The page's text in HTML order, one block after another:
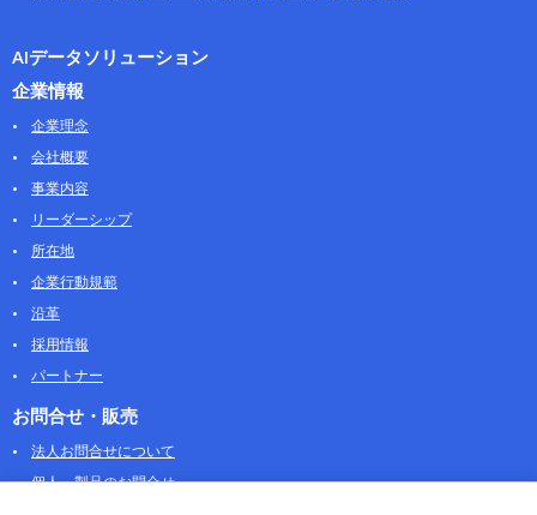
AIデータソリューション
企業情報
企業理念
会社概要
事業内容
リーダーシップ
所在地
企業行動規範
沿革
採用情報
パートナー
お問合せ・販売
法人お問合せについて
個人・製品のお問合せ